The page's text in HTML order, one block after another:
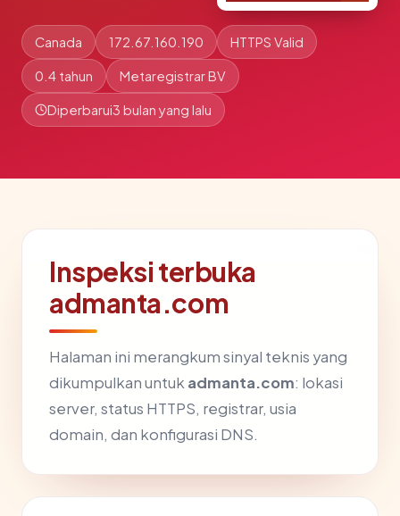
Canada 172.67.160.190 HTTPS Valid
0.4 tahun Metaregistrar BV
Diperbarui3 bulan yang lalu
Inspeksi terbuka
admanta.com
Halaman ini merangkum sinyal teknis yang
dikumpulkan untuk admanta.com: lokasi
server, status HTTPS, registrar, usia
domain, dan konfigurasi DNS.